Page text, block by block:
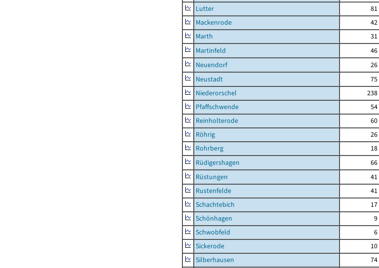
Lutter
81
Mackenrode
42
Marth
31
Martinfeld
46
Neuendorf
26
Neustadt
75
Niederorschel
238
Pfaffschwende
54
Reinholterode
60
Röhrig
26
Rohrberg
18
Rüdigershagen
66
Rüstungen
41
Rustenfelde
41
Schachtebich
17
Schönhagen
9
Schwobfeld
6
Sickerode
10
Silberhausen
74